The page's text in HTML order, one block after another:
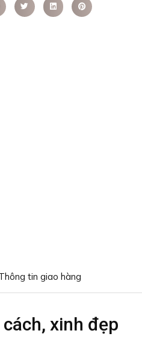
tin giao hàng
xinh đẹp